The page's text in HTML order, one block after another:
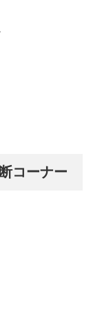
コーナー